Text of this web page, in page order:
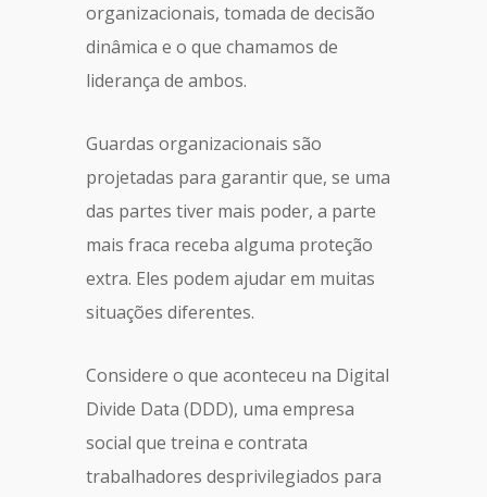
organizacionais, tomada de decisão
dinâmica e o que chamamos de
liderança de ambos.
Guardas organizacionais são
projetadas para garantir que, se uma
das partes tiver mais poder, a parte
mais fraca receba alguma proteção
extra. Eles podem ajudar em muitas
situações diferentes.
Considere o que aconteceu na Digital
Divide Data (DDD), uma empresa
social que treina e contrata
trabalhadores desprivilegiados para